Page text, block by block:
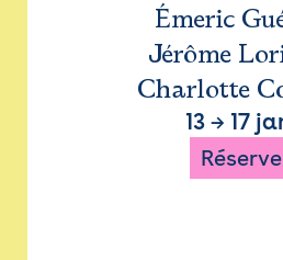
Émeric
Jérôme
Charlotte
13→ 17